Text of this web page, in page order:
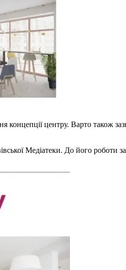
концепції центру. Варто також
Медіатеки. До його роботи